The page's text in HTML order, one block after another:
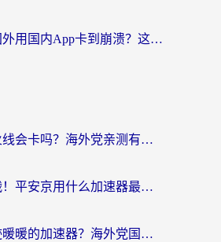
华为手机在国外用国内App卡到崩溃？这篇加速器指南帮你无缝刷剧打游戏
国外玩穿越火线会卡吗？海外党亲测有效的国服游戏加速指南
在欧洲玩决战！平安京用什么加速器最好用？2026实测有效的国服游戏加速指南
有没有打奇迹暖暖的加速器？海外党国服游戏畅玩不卡顿的秘密